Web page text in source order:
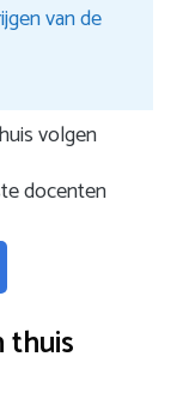
van de
volgen
docenten
thuis